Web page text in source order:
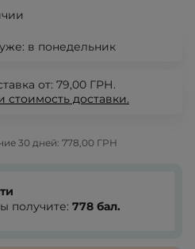
в понедельник
от: 79,00 ГРН.
стоимость доставки.
30 дней: 778,00 ГРН
получите: 778 бал.